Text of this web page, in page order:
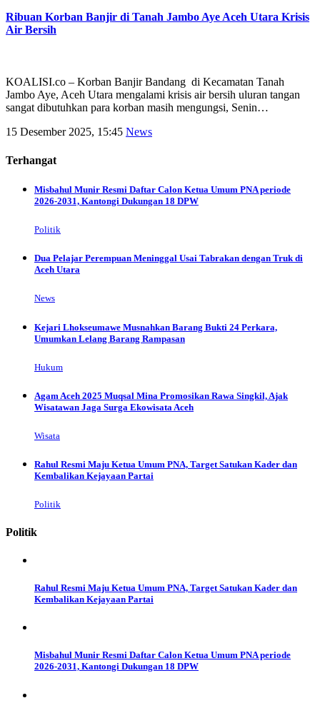
Ribuan Korban Banjir di Tanah Jambo Aye Aceh Utara Krisis
Air Bersih
KOALISI.co – Korban Banjir Bandang di Kecamatan Tanah
Jambo Aye, Aceh Utara mengalami krisis air bersih uluran tangan
sangat dibutuhkan para korban masih mengungsi, Senin…
15 Desember 2025, 15:45 News
Terhangat
Misbahul Munir Resmi Daftar Calon Ketua Umum PNA periode
2026-2031, Kantongi Dukungan 18 DPW
Politik
Dua Pelajar Perempuan Meninggal Usai Tabrakan dengan Truk di
Aceh Utara
News
Kejari Lhokseumawe Musnahkan Barang Bukti 24 Perkara,
Umumkan Lelang Barang Rampasan
Hukum
Agam Aceh 2025 Muqsal Mina Promosikan Rawa Singkil, Ajak
Wisatawan Jaga Surga Ekowisata Aceh
Wisata
Rahul Resmi Maju Ketua Umum PNA, Target Satukan Kader dan
Kembalikan Kejayaan Partai
Politik
Politik
Rahul Resmi Maju Ketua Umum PNA, Target Satukan Kader dan
Kembalikan Kejayaan Partai
Misbahul Munir Resmi Daftar Calon Ketua Umum PNA periode
2026-2031, Kantongi Dukungan 18 DPW